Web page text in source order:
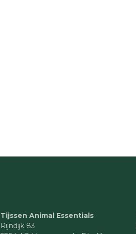
Tijssen Animal Essentials
Rijndijk 83